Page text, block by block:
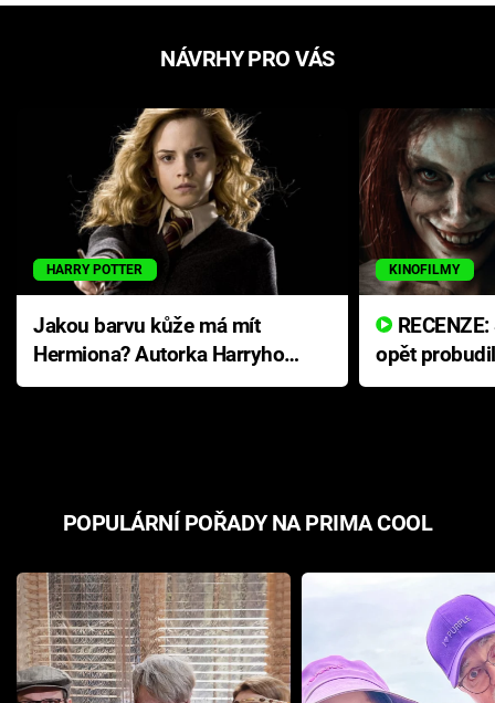
NÁVRHY PRO VÁS
HARRY POTTER
Jakou barvu kůže má mít
Hermiona? Autorka Harryho
Pottera přišla s ráznou
KINOFILMY
opět
přichází s
POPULÁRNÍ POŘADY NA PRIMA COOL